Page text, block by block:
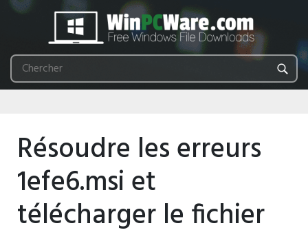
Résoudre les erreurs
1efe6.msi et
télécharger le fichier